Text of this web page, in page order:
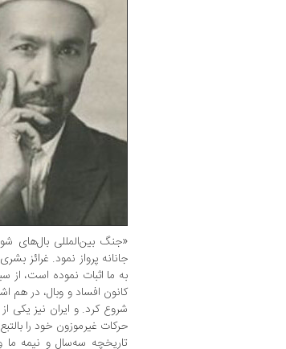
«جنگ بین‌المللی بال‌های
جانانه پرواز نمود. غرائز
به ما اثبات نموده است، از
کانون افساد و وبال، در
شروع کرد. و ایران نیز یکی